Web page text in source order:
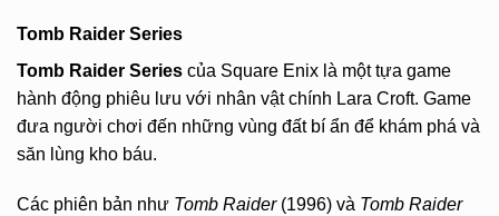
Tomb Raider Series
Tomb Raider Series của Square Enix là một tựa game
hành động phiêu lưu với nhân vật chính Lara Croft. Game
đưa người chơi đến những vùng đất bí ẩn để khám phá và
săn lùng kho báu.
Các phiên bản như Tomb Raider(1996) và Tomb Raider